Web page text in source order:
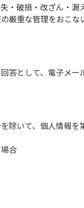
・破損・改ざん・
重な管理をおこな
として、電子メー
いて、個人情報を
合